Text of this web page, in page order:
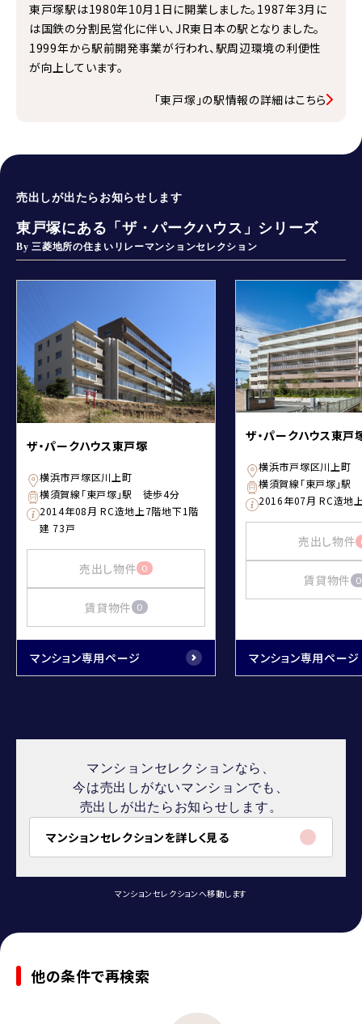
東戸塚駅は1980年10月1日に開業しました。1987年3月に
は国鉄の分割民営化に伴い、JR東日本の駅となりました。
1999年から駅前開発事業が行われ、駅周辺環境の利便性
が向上しています。
「東戸塚」の駅情報の詳細はこちら
売出しが出たらお知らせします
東戸塚にある「ザ・パークハウス」シリーズ
By 三菱地所の住まいリレーマンションセレクション
ザ・パークハウス東戸塚
横浜市戸塚区川上町
横須賀線「東戸塚」駅 徒歩4分
2014年08月 RC造地上7階地下1階
建 73戸
売出し物件 0
賃貸物件 0
マンション専用ページ
ザ・パークハウス東戸
横浜市戸塚区川上町
横須賀線「東戸塚」
2016年07月 RC造地
売出し物件
賃貸物件 0
マンション専用ページ
マンションセレクションなら、
今は売出しがないマンションでも、
売出しが出たらお知らせします。
マンションセレクションを詳しく見る
マンションセレクションへ移動します
他の条件で再検索